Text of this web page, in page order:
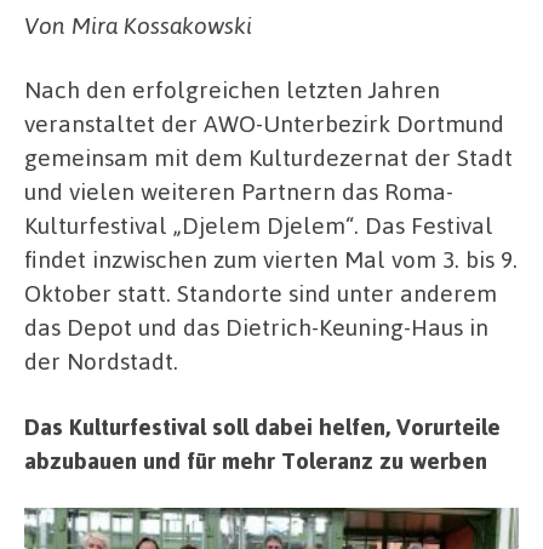
Von Mira Kossakowski
Nach den erfolgreichen letzten Jahren
veranstaltet der AWO-Unterbezirk Dortmund
gemeinsam mit dem Kulturdezernat der Stadt
und vielen weiteren Partnern das Roma-
Kulturfestival „Djelem Djelem“. Das Festival
findet inzwischen zum vierten Mal vom 3. bis 9.
Oktober statt. Standorte sind unter anderem
das Depot und das Dietrich-Keuning-Haus in
der Nordstadt.
Das Kulturfestival soll dabei helfen, Vorurteile
abzubauen und für mehr Toleranz zu werben